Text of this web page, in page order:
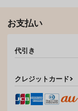
お支払い
代引き
クレジットカード